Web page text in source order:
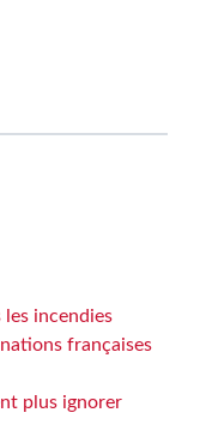
les incendies
françaises
plus ignorer